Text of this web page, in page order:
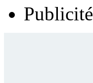
Publicité